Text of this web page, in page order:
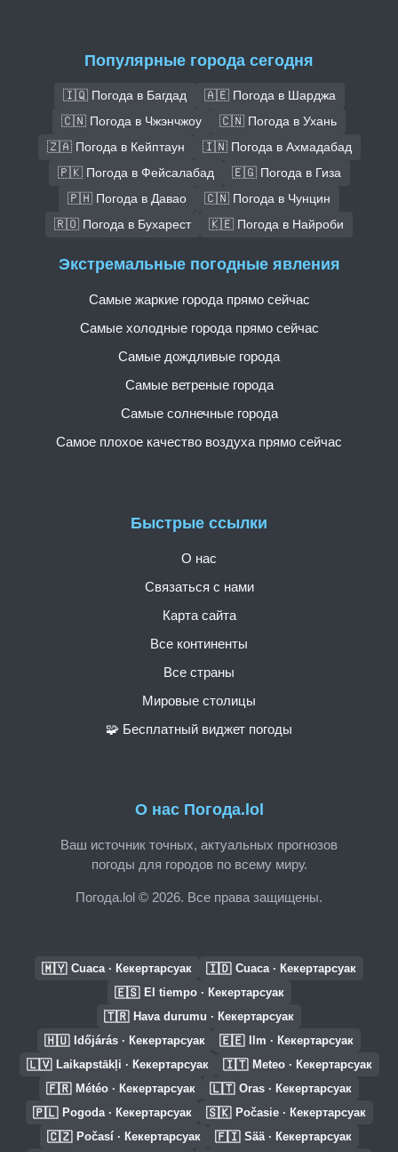
Популярные города сегодня
🇮🇶 Погода в Багдад
🇦🇪 Погода в Шарджа
🇨🇳 Погода в Чжэнчжоу
🇨🇳 Погода в Ухань
🇿🇦 Погода в Кейптаун
🇮🇳 Погода в Ахмадабад
🇵🇰 Погода в Фейсалабад
🇪🇬 Погода в Гиза
🇵🇭 Погода в Давао
🇨🇳 Погода в Чунцин
🇷🇴 Погода в Бухарест
🇰🇪 Погода в Найроби
О нас Погода.lol
Ваш источник точных, актуальных прогнозов
погоды для городов по всему миру.
Погода.lol © 2026. Все права защищены.
Быстрые ссылки
О нас
Связаться с нами
Карта сайта
Все континенты
Все страны
Мировые столицы
🧩 Бесплатный виджет погоды
Экстремальные погодные явления
Самые жаркие города прямо сейчас
Самые холодные города прямо сейчас
Самые дождливые города
Самые ветреные города
Самые солнечные города
Самое плохое качество воздуха прямо сейчас
🇲🇾 Cuaca · Кекертарсуак 🇮🇩 Cuaca · Кекертарсуак
🇪🇸 El tiempo · Кекертарсуак
🇹🇷 Hava durumu · Кекертарсуак
🇭🇺 Időjárás · Кекертарсуак 🇪🇪 Ilm · Кекертарсуак
🇱🇻 Laikapstākļi · Кекертарсуак 🇮🇹 Meteo · Кекертарсуак
🇫🇷 Météo · Кекертарсуак 🇱🇹 Oras · Кекертарсуак
🇵🇱 Pogoda · Кекертарсуак 🇸🇰 Počasie · Кекертарсуак
🇨🇿 Počasí · Кекертарсуак 🇫🇮 Sää · Кекертарсуак